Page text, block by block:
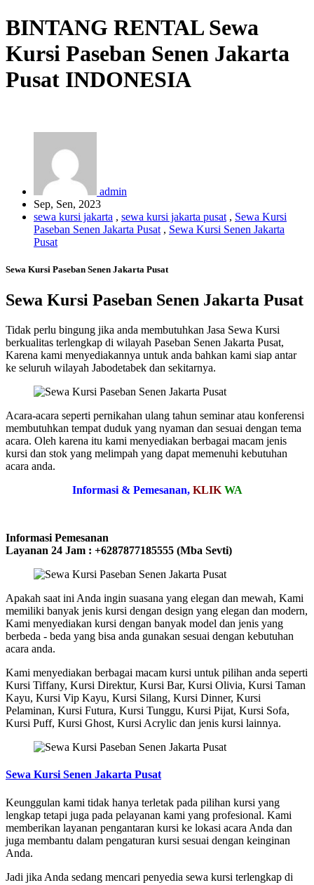
BINTANG RENTAL Sewa
Kursi Paseban Senen Jakarta
Pusat INDONESIA
admin
Sep, Sen, 2023
sewa kursi jakarta , sewa kursi jakarta pusat , Sewa Kursi
Paseban Senen Jakarta Pusat , Sewa Kursi Senen Jakarta
Pusat
Sewa Kursi Paseban Senen Jakarta Pusat
Sewa Kursi Paseban Senen Jakarta Pusat
Tidak perlu bingung jika anda membutuhkan Jasa Sewa Kursi
berkualitas terlengkap di wilayah Paseban Senen Jakarta Pusat,
Karena kami menyediakannya untuk anda bahkan kami siap antar
ke seluruh wilayah Jabodetabek dan sekitarnya.
Acara-acara seperti pernikahan ulang tahun seminar atau konferensi
membutuhkan tempat duduk yang nyaman dan sesuai dengan tema
acara. Oleh karena itu kami menyediakan berbagai macam jenis
kursi dan stok yang melimpah yang dapat memenuhi kebutuhan
acara anda.
Informasi & Pemesanan, KLIK WA
Informasi Pemesanan
Layanan 24 Jam : +6287877185555 (Mba Sevti)
Apakah saat ini Anda ingin suasana yang elegan dan mewah, Kami
memiliki banyak jenis kursi dengan design yang elegan dan modern,
Kami menyediakan kursi dengan banyak model dan jenis yang
berbeda - beda yang bisa anda gunakan sesuai dengan kebutuhan
acara anda.
Kami menyediakan berbagai macam kursi untuk pilihan anda seperti
Kursi Tiffany, Kursi Direktur, Kursi Bar, Kursi Olivia, Kursi Taman
Kayu, Kursi Vip Kayu, Kursi Silang, Kursi Dinner, Kursi
Pelaminan, Kursi Futura, Kursi Tunggu, Kursi Pijat, Kursi Sofa,
Kursi Puff, Kursi Ghost, Kursi Acrylic dan jenis kursi lainnya.
Sewa Kursi Senen Jakarta Pusat
Keunggulan kami tidak hanya terletak pada pilihan kursi yang
lengkap tetapi juga pada pelayanan kami yang profesional. Kami
memberikan layanan pengantaran kursi ke lokasi acara Anda dan
juga membantu dalam pengaturan kursi sesuai dengan keinginan
Anda.
Jadi jika Anda sedang mencari penyedia sewa kursi terlengkap di